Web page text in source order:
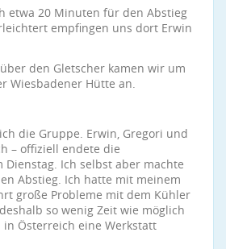
etwa 20 Minuten für den Abstieg
empfingen uns dort Erwin
den Gletscher kamen wir um
Wiesbadener Hütte an.
die Gruppe. Erwin, Gregori und
– offiziell endete die
Dienstag. Ich selbst aber machte
Abstieg. Ich hatte mit meinem
große Probleme mit dem Kühler
so wenig Zeit wie möglich
Österreich eine Werkstatt